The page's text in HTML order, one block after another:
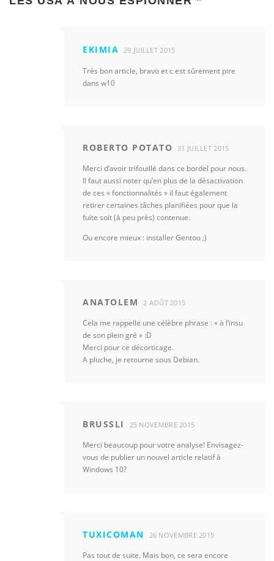
EKIMIA 29 JUILLET 2015
Très bon article, bravo et c est sûrement pire
dans w10
ROBERTO POTATO 31 JUILLET 2015
Merci d’avoir trifouillé dans ce bordel pour nous.
Il faut aussi noter qu’en plus de la désactivation
de ces « fonctionnalités » il faut également
retirer certaines tâches planifiées pour que la
fuite soit (à peu près) contenue.
Ou encore mieux : installer Gentoo ;)
ANATOLEM 2 AOÛT 2015
Cela me rappelle une célèbre phrase : « à l’insu
de son plein gré » :D
Merci pour ce décorticage.
A pluche, je retourne sous Debian.
BRUSSLI 25 NOVEMBRE 2015
Merci beaucoup pour votre analyse! Envisagez-
vous de publier un nouvel article relatif à
Windows 10?
TUXICOMAN 26 NOVEMBRE 2015
Pas tout de suite. Mais bon, ce sera encore